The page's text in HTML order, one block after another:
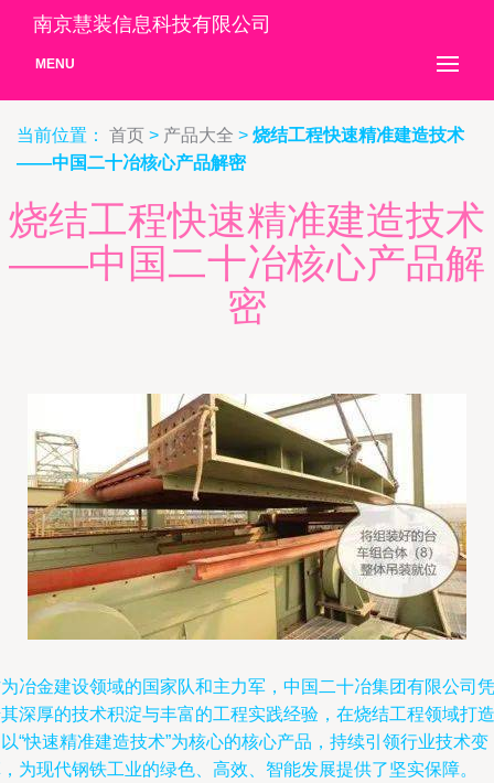
南京慧装信息科技有限公司
MENU
当前位置： 首页 > 产品大全 > 烧结工程快速精准建造技术
——中国二十冶核心产品解密
烧结工程快速精准建造技术
——中国二十冶核心产品解
密
冶金建设领域的国家队和主力军，中国二十冶集团有限公司凭
深厚的技术积淀与丰富的工程实践经验，在烧结工程领域打造
“快速精准建造技术”为核心的核心产品，持续引领行业技术变
为现代钢铁工业的绿色、高效、智能发展提供了坚实保障。